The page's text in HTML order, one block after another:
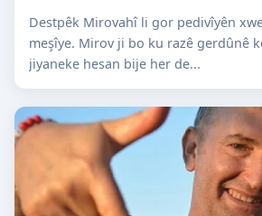
Destpêk Mirovahî li gor pedivîyên
meşîye. Mirov ji bo ku razê gerdûnê
jiyaneke hesan bije her de...